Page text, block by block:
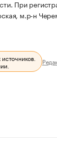
При
м.р-н